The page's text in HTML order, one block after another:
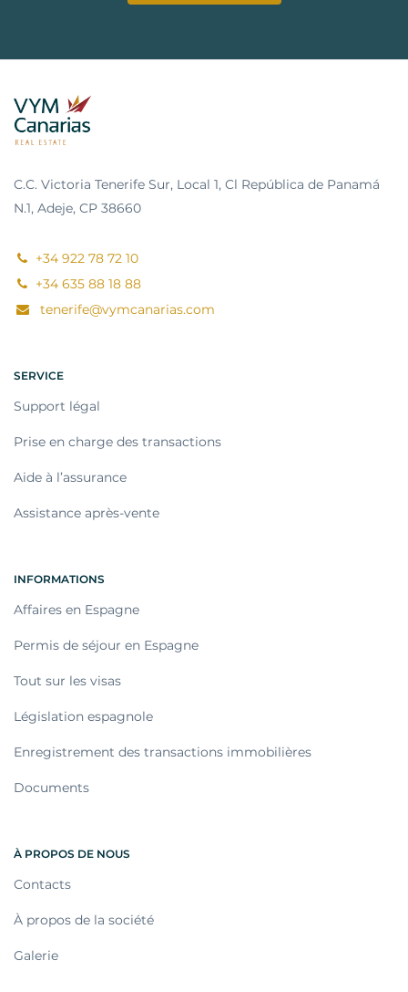
C.C. Victoria Tenerife Sur, Local 1, Cl República de Panamá
N.1, Adeje, CP 38660
+34 922 78 72 10
+34 635 88 18 88
tenerife@vymcanarias.com
SERVICE
Support légal
Prise en charge des transactions
Aide à l’assurance
Assistance après-vente
INFORMATIONS
Affaires en Espagne
Permis de séjour en Espagne
Tout sur les visas
Législation espagnole
Enregistrement des transactions immobilières
Documents
À PROPOS DE NOUS
Contacts
À propos de la société
Galerie